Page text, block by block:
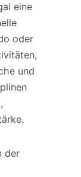
eine
oder
und
der